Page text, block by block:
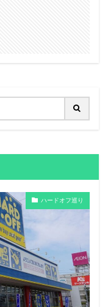
ハードオフ巡り